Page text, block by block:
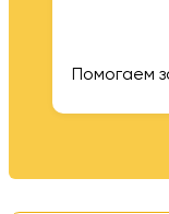
Помогаем